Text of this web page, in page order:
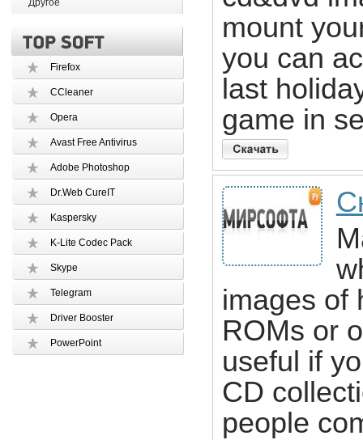
Другое
Firefox
CCleaner
Opera
Avast Free Antivirus
Adobe Photoshop
Dr.Web CureIT
Kaspersky
K-Lite Codec Pack
Skype
Telegram
Driver Booster
PowerPoint
mount
you can
last
game in
images of
ROMs or
useful if
CD
people